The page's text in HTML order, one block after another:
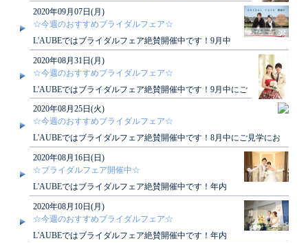
連休ですね♪この機会にぜひL'AUBEにご見学く..
2020年09月07日(月)
☆今週のおすすめブライダルフェア☆
L'AUBEではブライダルフェア絶賛開催中です！9月中
にご見学にお越し頂いたお客様には素敵な特典もござ
い..
2020年08月31日(月)
☆今週のおすすめブライダルフェア☆
L'AUBEではブライダルフェア絶賛開催中です！9月中にご
見学にお越し頂いたお客様には素敵な特典もござい..
2020年08月25日(火)
☆今週のおすすめブライダルフェア☆
L'AUBEではブライダルフェア絶賛開催中です！8月中にご見学にお
越し頂いたお客様には素敵な特典もござい..
2020年08月16日(日)
☆ブライダルフェア開催中☆
L'AUBEではブライダルフェア絶賛開催中です！年内
挙式をご希望のお客様には素敵な特典もございます！
ぜひ..
2020年08月10日(月)
☆今週のおすすめブライダルフェア☆
L'AUBEではブライダルフェア絶賛開催中です！年内